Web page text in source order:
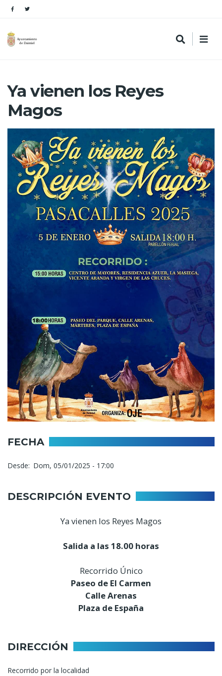
Ya vienen los Reyes
Magos
FECHA
Desde Dom, 05/01/2025 - 17:00
DESCRIPCIÓN EVENTO
Ya vienen los Reyes Magos
Salida a las 18.00 horas
Recorrido Único
Paseo de El Carmen
Calle Arenas
Plaza de España
DIRECCIÓN
Recorrido por la localidad